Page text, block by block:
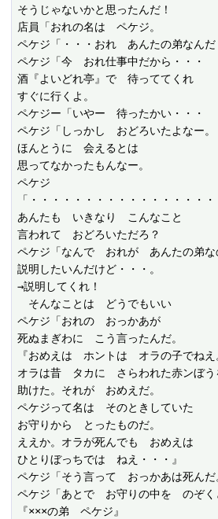
そうじゃないかと思ったんだ！
店員「おれの名は　ペケジ。
ペケジ「・・・おれ　あんたの弟なんだ
ペケジ「今　おれ仕事中だから・・・
酒『よいどれ亭』で　待っててくれ
すぐに行くよ。
ペケジー「いやー　待ったかい・・・
ペケジ「しっかし　おどろいたよなー。
ほんとうに　会えるとは
思ってなかったもんなー。
ペケジ
「・・・・・・・・・・・・・・・・
あんたも　いきなり　こんなこと
言われて　おどろいただろ？
ペケジ「なんで　おれが　あんたの弟な
説明したいんだけど・・・。
→説明してくれ！
そんなことは　どうでもいい
ペケジ「おれの　おっかあが
死ぬまぎわに　こう言ったんだ。
『おめえは　ホントは　オラの子でねえ
オラは昔　タカに　さらわれた赤ンぼう
助けた。それが　おめえだ。
ペケジって名は　そのときしていた
お守りから　とったものだ。
ええか。オラが死んでも　おめえは
ひとりぼっちでは　ねえ・・・』
ペケジ「そう言って　おっかあは死んだ
ペケジ「あとで　お守りの中を　のぞく
『×××の弟　ペケジ』